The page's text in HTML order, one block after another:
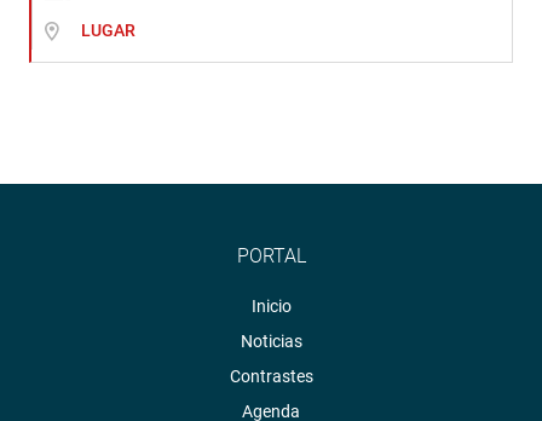
LUGAR
PORTAL
Inicio
Noticias
Contrastes
Agenda